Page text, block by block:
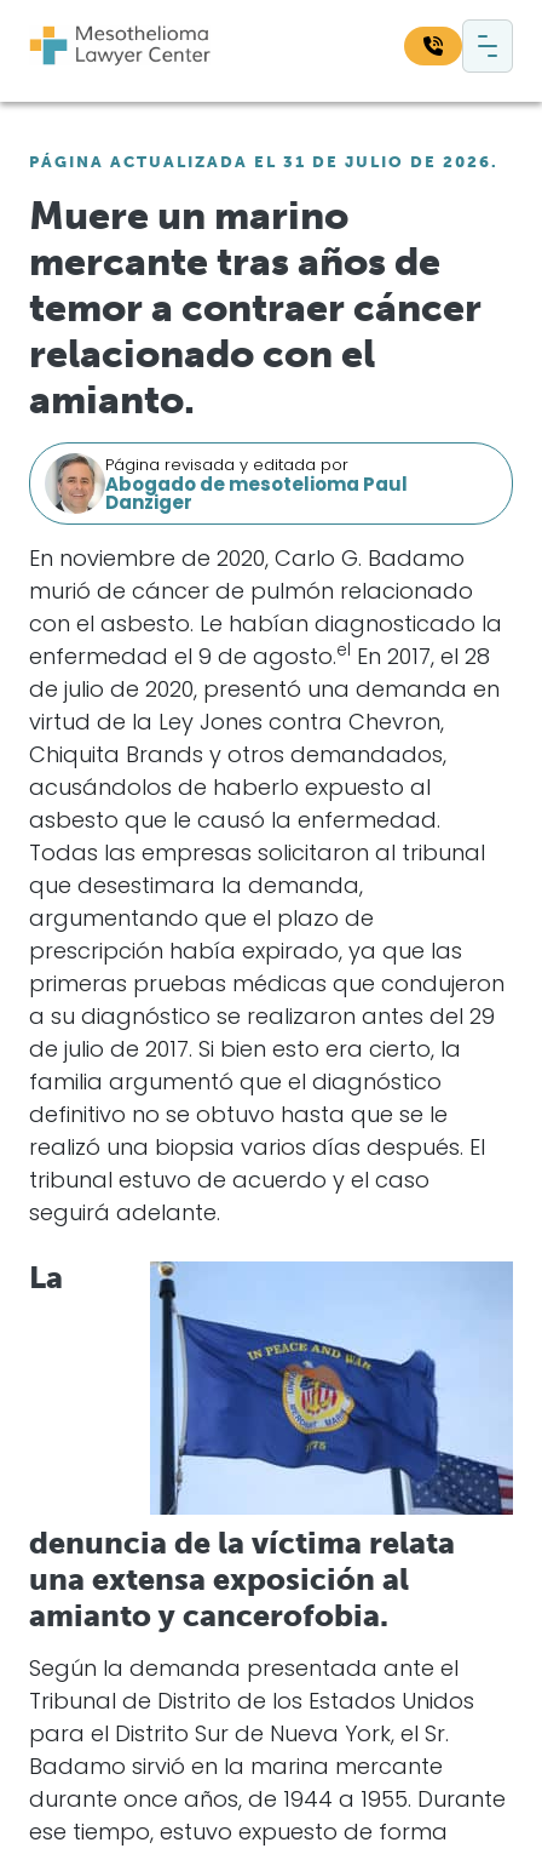
Navegación principal
PÁGINA ACTUALIZADA EL 31 DE JULIO DE 2026.
Muere un marino
mercante tras años de
temor a contraer cáncer
relacionado con el
amianto.
Página revisada y editada por
Abogado de mesotelioma Paul
Danziger
En noviembre de 2020, Carlo G. Badamo
murió de cáncer de pulmón relacionado
con el asbesto. Le habían diagnosticado la
enfermedad el 9 de agosto.el
En 2017, el 28
de julio de 2020, presentó una demanda en
virtud de la Ley Jones contra Chevron,
Chiquita Brands y otros demandados,
acusándolos de haberlo expuesto al
asbesto que le causó la enfermedad.
Todas las empresas solicitaron al tribunal
que desestimara la demanda,
argumentando que el plazo de
prescripción había expirado, ya que las
primeras pruebas médicas que condujeron
a su diagnóstico se realizaron antes del 29
de julio de 2017. Si bien esto era cierto, la
familia argumentó que el diagnóstico
definitivo no se obtuvo hasta que se le
realizó una biopsia varios días después. El
tribunal estuvo de acuerdo y el caso
seguirá adelante.
La
denuncia de la víctima relata
una extensa exposición al
amianto y cancerofobia.
Según la demanda presentada ante el
Tribunal de Distrito de los Estados Unidos
para el Distrito Sur de Nueva York, el Sr.
Badamo sirvió en la marina mercante
durante once años, de 1944 a 1955. Durante
ese tiempo, estuvo expuesto de forma